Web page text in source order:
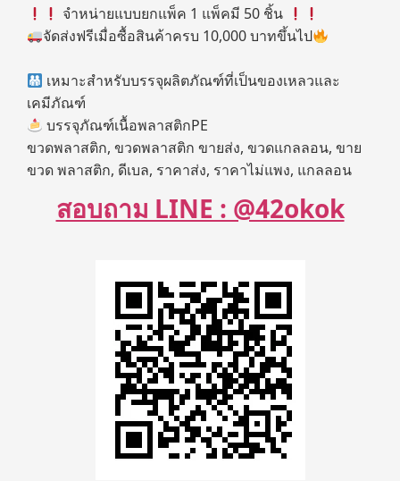
จำหน่ายแบบยกแพ็ค 1 แพ็คมี 50 ชิ้น
จัดส่งฟรีเมื่อซื้อสินค้าครบ 10,000 บาทขึ้นไป
เหมาะสำหรับบรรจุผลิตภัณฑ์ที่เป็นของเหลวและ
เคมีภัณฑ์
บรรจุภัณฑ์เนื้อพลาสติกPE
ขวดพลาสติก, ขวดพลาสติก ขายส่ง, ขวดแกลลอน, ขาย
ขวด พลาสติก, ดีเบล, ราคาส่ง, ราคาไม่แพง, แกลลอน
สอบถาม LINE : @42okok